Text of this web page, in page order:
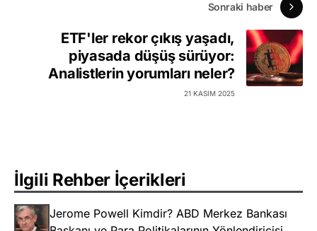
Sonraki haber
ETF'ler rekor çıkış yaşadı,
piyasada düşüş sürüyor:
Analistlerin yorumları neler?
21 KASIM 2025
İlgili Rehber İçerikleri
Jerome Powell Kimdir? ABD Merkez Bankası